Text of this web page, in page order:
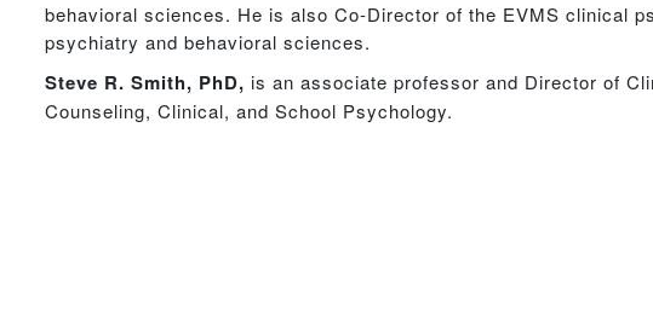
behavioral sciences. He is also Co-Director of the EVMS clinical
psychiatry and behavioral sciences.
Steve R. Smith, PhD, is an associate professor and Director of
Counseling, Clinical, and School Psychology.